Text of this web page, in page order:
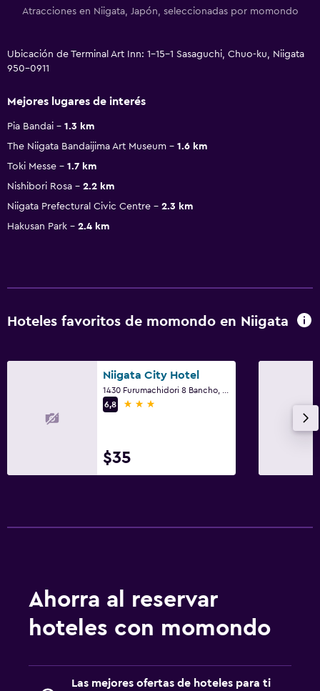
Atracciones en Niigata, Japón, seleccionadas por momondo
Ubicación de Terminal Art Inn: 1-15-1 Sasaguchi, Chuo-ku, Niigata
950-0911
Mejores lugares de interés
Pia Bandai
1.3 km
The Niigata Bandaijima Art Museum
1.6 km
Toki Messe
1.7 km
Nishibori Rosa
2.2 km
Niigata Prefectural Civic Centre
2.3 km
Hakusan Park
2.4 km
Hoteles favoritos de momondo en Niigata
Niigata City Hotel
6,8
3 estrellas
$35
Ahorra al reservar
hoteles con momondo
Las mejores ofertas de hoteles para ti